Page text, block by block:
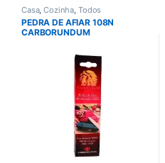
Casa,Cozinha Todos
PEDRA DE AFIAR 108N
CARBORUNDUM